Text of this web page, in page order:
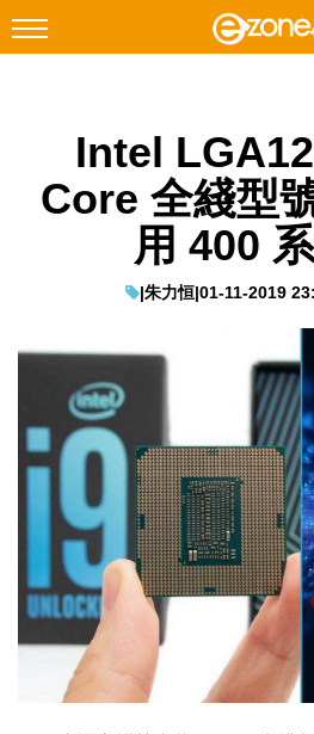
Facebook Instagram
科技焦點
IT Times
生成式AI與雲端應用
Enterprise Digital Transformation
Intel
Core 全綫型
用 400
|朱力恒|01-11-2019